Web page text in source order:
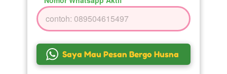
` Saya Mau Pesan Bergo Husna